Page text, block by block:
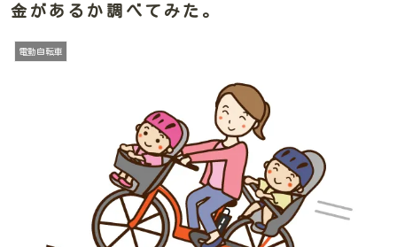
金があるか調べてみた。
電動自転車